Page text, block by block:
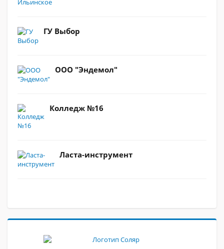
ГУ Выбор
ООО "Эндемол"
Колледж №16
Ласта-инструмент